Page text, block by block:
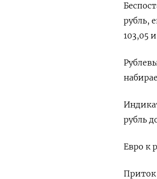
рубль,
103,05
рубль
Евро к
Приток